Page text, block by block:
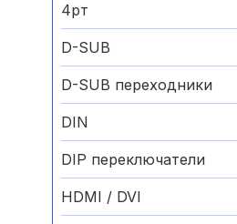
4рт
D-SUB
D-SUB переходники
DIN
DIP переключатели
HDMI / DVI